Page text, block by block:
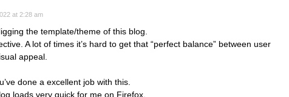
at 2:28 am
the template/theme of this blog.
A lot of times it’s hard to get that “perfect balance” between user
appeal.
done a excellent job with this.
loads very quick for me on Firefox.